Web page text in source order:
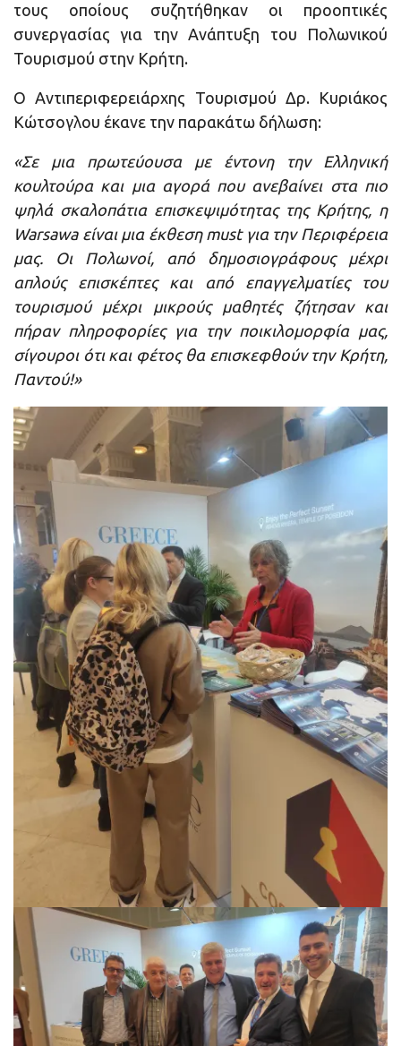
τους οποίους συζητήθηκαν οι προοπτικές
συνεργασίας για την Ανάπτυξη του Πολωνικού
Τουρισμού στην Κρήτη.
Ο Αντιπεριφερειάρχης Τουρισμού Δρ. Κυριάκος
Κώτσογλου έκανε την παρακάτω δήλωση:
«Σε μια πρωτεύουσα με έντονη την Ελληνική
κουλτούρα και μια αγορά που ανεβαίνει στα πιο
ψηλά σκαλοπάτια επισκεψιμότητας της Κρήτης, η
Warsawa είναι μια έκθεση must για την Περιφέρεια
μας. Οι Πολωνοί, από δημοσιογράφους μέχρι
απλούς επισκέπτες και από επαγγελματίες του
τουρισμού μέχρι μικρούς μαθητές ζήτησαν και
πήραν πληροφορίες για την ποικιλομορφία μας,
σίγουροι ότι και φέτος θα επισκεφθούν την Κρήτη,
Παντού!»